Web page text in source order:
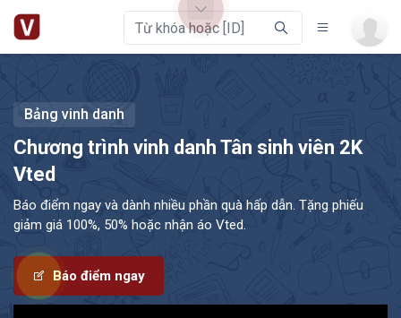
Bảng vinh danh
Chương trình vinh danh Tân sinh viên 2K
Vted
Báo điểm ngay và dành nhiều phần quà hấp dẫn. Tặng phiếu
giảm giá 100%, 50% hoặc nhận áo Vted.
Báo điểm ngay